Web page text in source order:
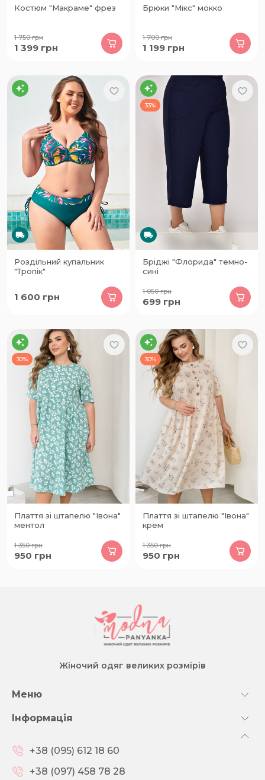
Костюм "Макраме" фрез
1 750грн
1 399 грн
Брюки "Мікс" мокко
1 700грн
1 199 грн
Роздільний купальник
"Тропік"
1 600 грн
33%
Бріджі "Флорида" темно-
сині
1 050грн
699 грн
30%
Плаття зі штапелю "Івона"
ментол
1 350грн
950 грн
30%
Плаття зі штапелю "Івона"
крем
1 350грн
950 грн
Жіночий одяг великих розмірів
Меню
Інформація
+38 (095) 612 18 60
+38 (097) 458 78 28